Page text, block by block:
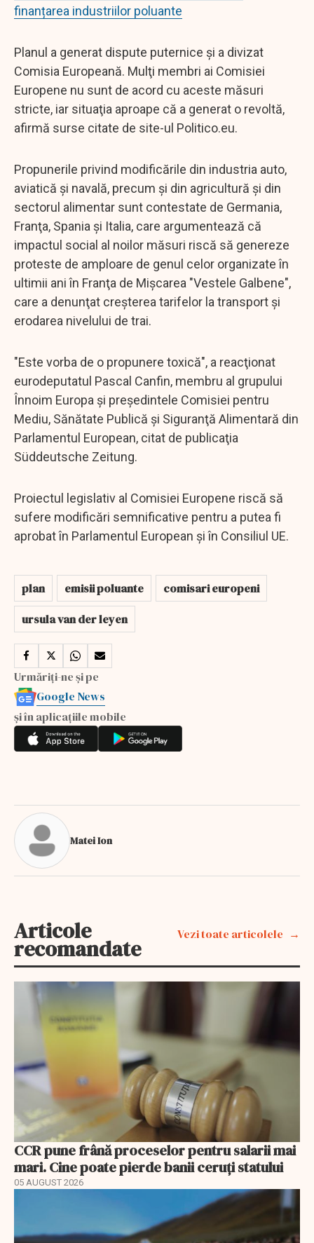
finanțarea industriilor poluante
Planul a generat dispute puternice şi a divizat
Comisia Europeană. Mulţi membri ai Comisiei
Europene nu sunt de acord cu aceste măsuri
stricte, iar situaţia aproape că a generat o revoltă,
afirmă surse citate de site-ul Politico.eu.
Propunerile privind modificările din industria auto,
aviatică şi navală, precum şi din agricultură şi din
sectorul alimentar sunt contestate de Germania,
Franţa, Spania şi Italia, care argumentează că
impactul social al noilor măsuri riscă să genereze
proteste de amploare de genul celor organizate în
ultimii ani în Franţa de Mişcarea "Vestele Galbene",
care a denunţat creşterea tarifelor la transport şi
erodarea nivelului de trai.
"Este vorba de o propunere toxică", a reacţionat
eurodeputatul Pascal Canfin, membru al grupului
Înnoim Europa şi preşedintele Comisiei pentru
Mediu, Sănătate Publică şi Siguranţă Alimentară din
Parlamentul European, citat de publicaţia
Süddeutsche Zeitung.
Proiectul legislativ al Comisiei Europene riscă să
sufere modificări semnificative pentru a putea fi
aprobat în Parlamentul European şi în Consiliul UE.
plan emisii poluante
comisari europeni
ursula van der leyen
Urmăriți-ne și pe
Google News
și în aplicațiile mobile
Matei Ion
Articole
recomandate
Vezi toate articolele
CCR pune frână proceselor pentru salarii mai
mari. Cine poate pierde banii ceruți statului
05 AUGUST 2026